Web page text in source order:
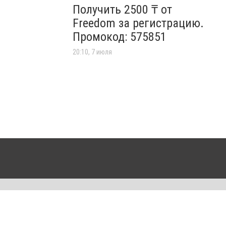
Получить 2500 ₸ от
Freedom за регистрацию.
Промокод: 575851
20:10, 7 июля